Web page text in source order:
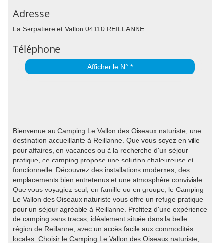
Adresse
La Serpatière et Vallon 04110 REILLANNE
Téléphone
Afficher le N° *
Bienvenue au Camping Le Vallon des Oiseaux naturiste, une
destination accueillante à Reillanne. Que vous soyez en ville
pour affaires, en vacances ou à la recherche d'un séjour
pratique, ce camping propose une solution chaleureuse et
fonctionnelle. Découvrez des installations modernes, des
emplacements bien entretenus et une atmosphère conviviale.
Que vous voyagiez seul, en famille ou en groupe, le Camping
Le Vallon des Oiseaux naturiste vous offre un refuge pratique
pour un séjour agréable à Reillanne. Profitez d'une expérience
de camping sans tracas, idéalement située dans la belle
région de Reillanne, avec un accès facile aux commodités
locales. Choisir le Camping Le Vallon des Oiseaux naturiste,